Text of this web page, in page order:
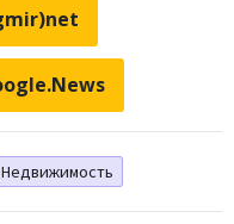
Недвижимость